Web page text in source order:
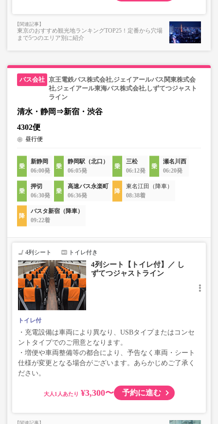
東京のおすすめ観光地ランキングTOP25！定番から穴場
まで5つのエリア別に紹介
京王電鉄バス株式会社,ジェイアールバス関東株式会
社,ジェイアール東海バス株式会社,しずてつジャスト
ライン
清水・静岡⇒新宿・渋谷
4302便
昼行便
新静岡
06:00発
静岡駅（北口）
06:05発
三松
06:12発
瀬名川西
06:20発
押切
06:30発
高速バス永楽町
06:36発
東名江田（降車）
08:38着
バスタ新宿（降車）
09:22着
4列シート トイレ付き
4列シート【トイレ付】／ し
ずてつジャストライン
トイレ付
・充電設備は車両により異なり、USBタイプまたはコンセ
ントタイプでのご用意となります。
・増便や車両整備等の都合により、予告なく車両・シート
仕様が変更となる場合がございます。あらかじめご了承く
ださい。
大人 ¥3,300〜 予約に進む